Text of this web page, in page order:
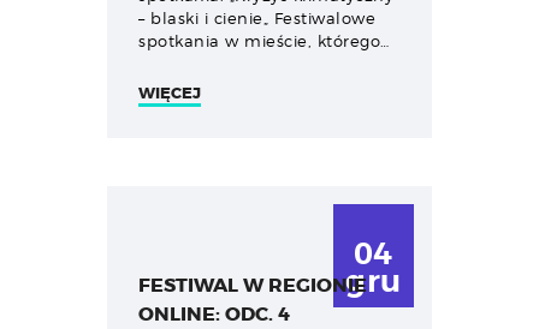
– blaski i cienie„ Festiwalowe
spotkania w mieście, którego…
WIĘCEJ
04
gru
FESTIWAL W REGIONIE
ONLINE: ODC. 4